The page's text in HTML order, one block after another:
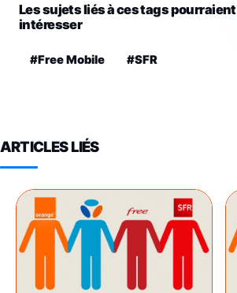
Les sujets liés à ces tags
intéresser
#Free Mobile #SFR
ARTICLES LIÉS